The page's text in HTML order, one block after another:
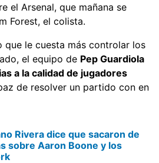
el Arsenal, que mañana se
Forest, el colista.
que le cuesta más controlar los
el equipo de Pep Guardiola
a la calidad de jugadores
de resolver un partido con en
Rivera dice que sacaron de
sobre Aaron Boone y los